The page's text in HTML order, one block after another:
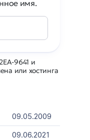
9641 и
или хостинга
09.05.2009
09.06.2021
имя.